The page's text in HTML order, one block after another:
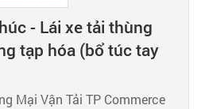
- Lái xe tải thùng
tạp hóa (bổ túc tay
Mại Vận Tải TP Commerce